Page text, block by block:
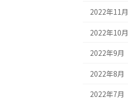
2022年11月
2022年10月
2022年9月
2022年8月
2022年7月